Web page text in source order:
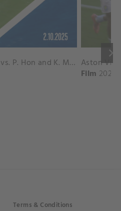
keyboard_arrow_right
A. Krunic and A. Danilina vs. P. Hon and K. Muchova Match Highlights - BEIJING_Capital Group Diamond ( October 02, 2025)
Film 2026
Terms & Conditions